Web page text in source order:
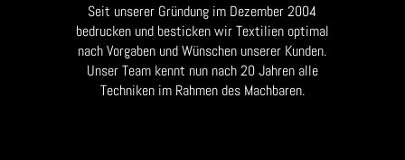
Seit unserer Gründung im Dezember 2004
bedrucken und besticken wir Textilien optimal
nach Vorgaben und Wünschen unserer Kunden.
Unser Team kennt nun nach 20 Jahren alle
Techniken im Rahmen des Machbaren.